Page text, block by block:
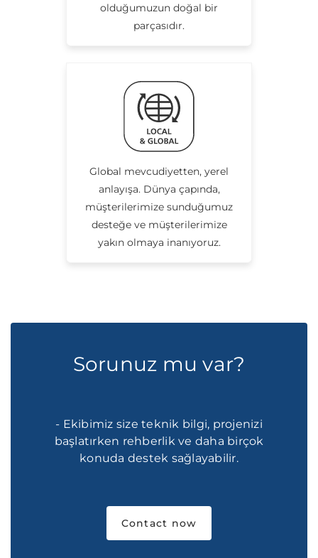
olduğumuzun doğal bir
parçasıdır.
Global mevcudiyetten, yerel
anlayışa. Dünya çapında,
müşterilerimize sunduğumuz
desteğe ve müşterilerimize
yakın olmaya inanıyoruz.
Sorunuz mu var?
- Ekibimiz size teknik bilgi, projenizi
başlatırken rehberlik ve daha birçok
konuda destek sağlayabilir.
Contact now